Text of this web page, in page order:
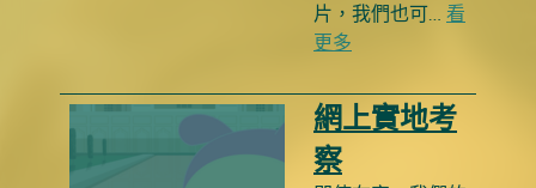
片，我們也可… 看
更多
網上實地考
察